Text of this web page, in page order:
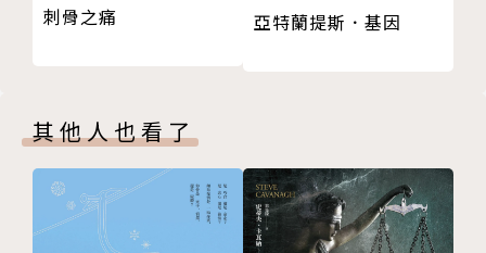
面對這些帶著煩惱前來的客人，硯店長總是細心傾聽，
業，店內靜靜等待的文具，又會承載誰的思念，抵達誰
的身邊？⋯⋯
刺骨之痛 亞特蘭提斯．基因
其他人也看了